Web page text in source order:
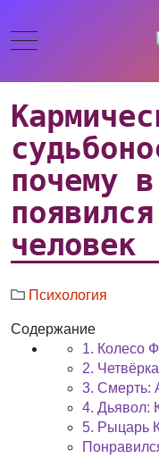
почему
человек
Психология
Содержание
1. Колесо
2.
3. Смерть:
4. Дьявол:
5. Рыцарь